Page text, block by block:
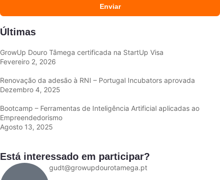
Enviar
Últimas
GrowUp Douro Tâmega certificada na StartUp Visa
Fevereiro 2, 2026
Renovação da adesão à RNI – Portugal Incubators aprovada
Dezembro 4, 2025
Bootcamp – Ferramentas de Inteligência Artificial aplicadas ao
Empreendedorismo
Agosto 13, 2025
Está interessado em participar?
gudt@growupdourotamega.pt